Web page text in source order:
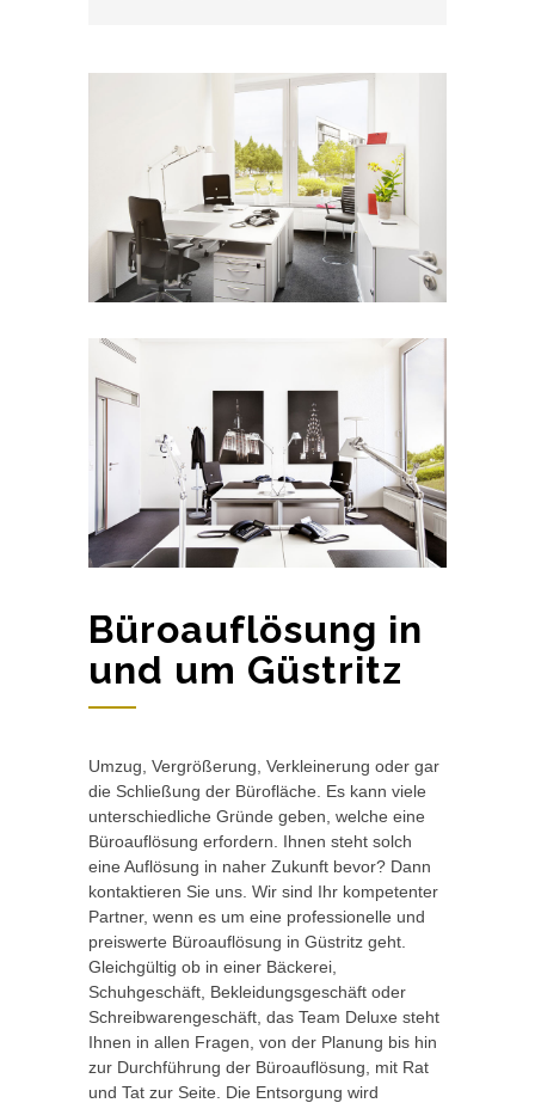
Büroauflösung in
und um Güstritz
Umzug, Vergrößerung, Verkleinerung oder gar
die Schließung der Bürofläche. Es kann viele
unterschiedliche Gründe geben, welche eine
Büroauflösung erfordern. Ihnen steht solch
eine Auflösung in naher Zukunft bevor? Dann
kontaktieren Sie uns. Wir sind Ihr kompetenter
Partner, wenn es um eine professionelle und
preiswerte Büroauflösung in Güstritz geht.
Gleichgültig ob in einer Bäckerei,
Schuhgeschäft, Bekleidungsgeschäft oder
Schreibwarengeschäft, das Team Deluxe steht
Ihnen in allen Fragen, von der Planung bis hin
zur Durchführung der Büroauflösung, mit Rat
und Tat zur Seite. Die Entsorgung wird